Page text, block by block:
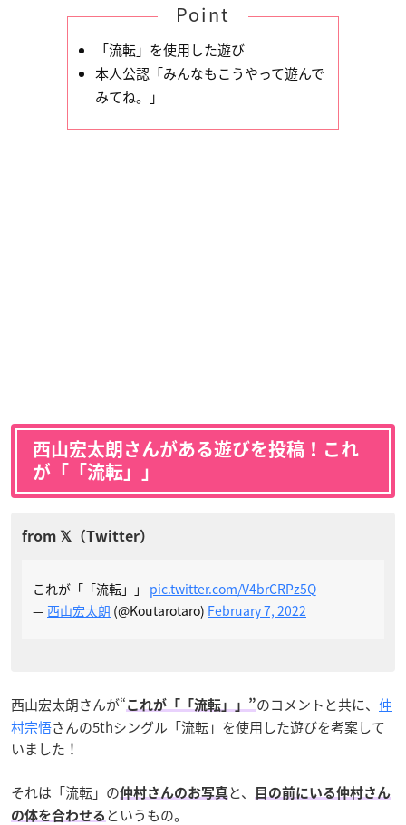
Point
「流転」を使用した遊び
本人公認「みんなもこうやって遊んで
みてね。」
西山宏太朗さんがある遊びを投稿！これ
が「「流転」」
これが「「流転」」 pic.twitter.com/V4brCRPz5Q
— 西山宏太朗 (@Koutarotaro) February 7, 2022
西山宏太朗さんが“ これが「「流転」」”のコメントと共に、 仲
村宗悟さんの5thシングル「流転」を使用した遊びを考案して
いました！
それは「流転」の仲村さんのお写真と、
目の前にいる仲村さん
の体を合わせる というもの。